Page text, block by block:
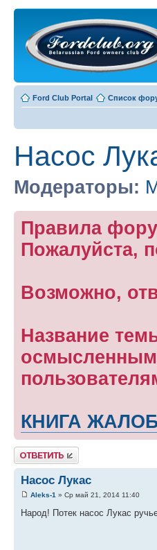
Ford Club Portal Список
Насос
Модераторы:
Правила
Пожалуйста,
Возможно,
Название
осмысленным
КНИГА
Ответить
Насос Лукас
Aleks-1 » Ср май 21, 2014 11:40
Народ! Потек насос Лукас